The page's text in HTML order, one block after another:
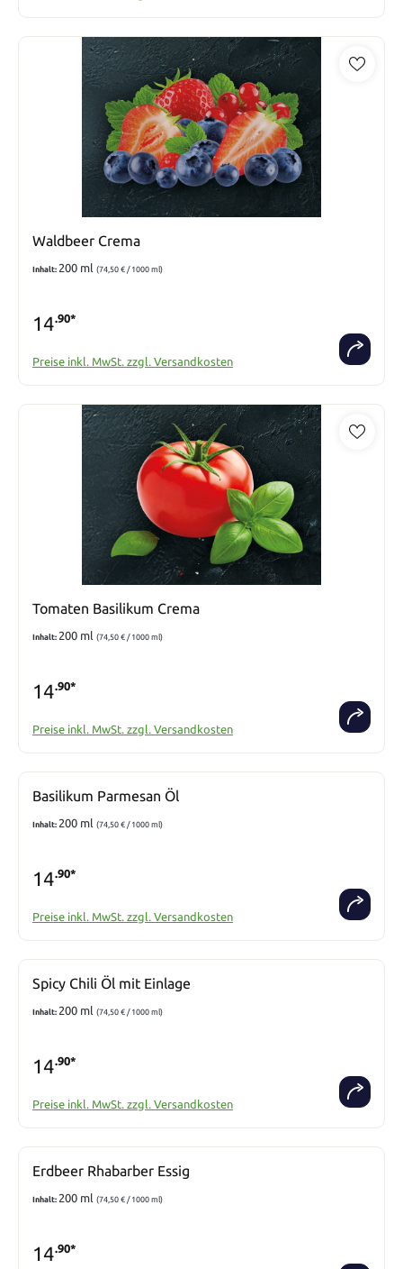
Waldbeer Crema
Inhalt: 200 ml (74,50 € / 1000 ml)
14.90*
Preise inkl. MwSt. zzgl. Versandkosten
Tomaten Basilikum Crema
Inhalt: 200 ml (74,50 € / 1000 ml)
14.90*
Preise inkl. MwSt. zzgl. Versandkosten
Basilikum Parmesan Öl
Inhalt: 200 ml (74,50 € / 1000 ml)
14.90*
Preise inkl. MwSt. zzgl. Versandkosten
Spicy Chili Öl mit Einlage
Inhalt: 200 ml (74,50 € / 1000 ml)
14.90*
Preise inkl. MwSt. zzgl. Versandkosten
Erdbeer Rhabarber Essig
Inhalt: 200 ml (74,50 € / 1000 ml)
14.90*